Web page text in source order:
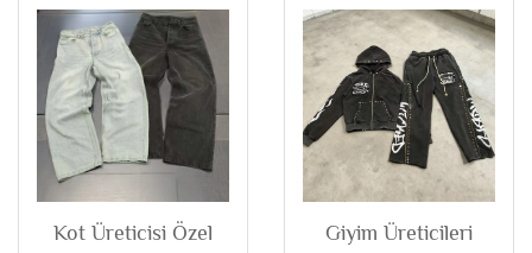
Kot Üreticisi Özel
Giyim Üreticileri